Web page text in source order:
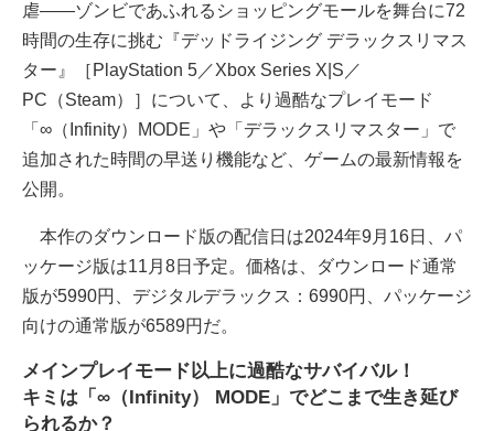
虐――ゾンビであふれるショッピングモールを舞台に72
時間の生存に挑む『デッドライジング デラックスリマス
ター』［PlayStation 5／Xbox Series X|S／
PC（Steam）］について、より過酷なプレイモード
「∞（Infinity）MODE」や「デラックスリマスター」で
追加された時間の早送り機能など、ゲームの最新情報を
公開。
本作のダウンロード版の配信日は2024年9月16日、パ
ッケージ版は11月8日予定。価格は、ダウンロード通常
版が5990円、デジタルデラックス：6990円、パッケージ
向けの通常版が6589円だ。
メインプレイモード以上に過酷なサバイバル！
キミは「∞（Infinity） MODE」でどこまで生き延び
られるか？